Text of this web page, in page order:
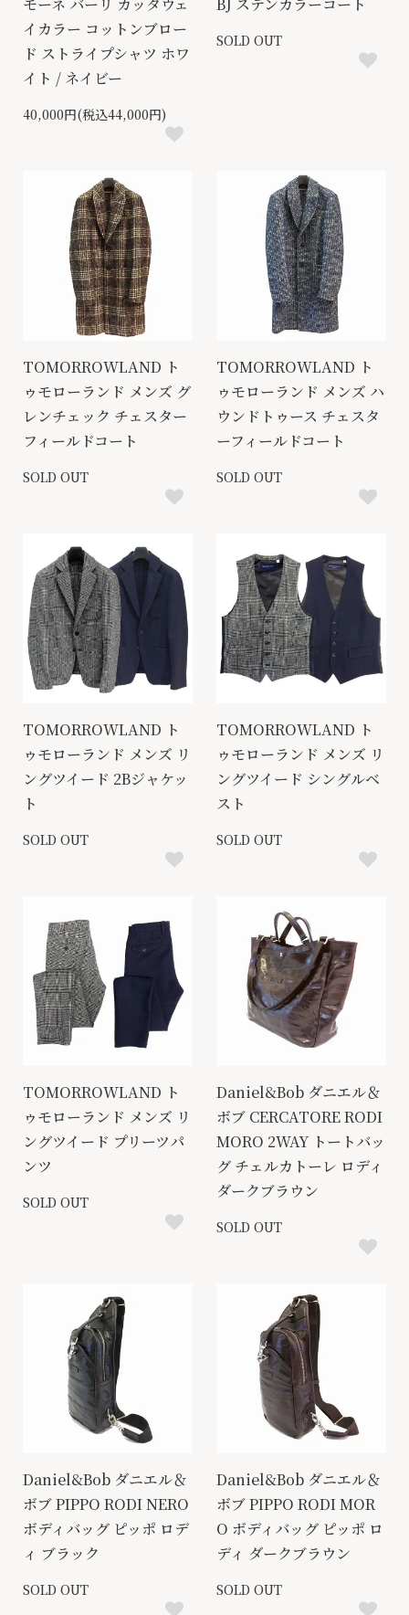
イカラー コットンブロー
ド ストライプシャツ ホワ
イト / ネイビー
40,000円(税込44,000円)
SOLD OUT
TOMORROWLAND ト
ゥモローランド メンズ グ
レンチェック チェスター
フィールドコート
SOLD OUT
TOMORROWLAND ト
ゥモローランド メンズ ハ
ウンドトゥース チェスタ
ーフィールドコート
SOLD OUT
TOMORROWLAND ト
ゥモローランド メンズ リ
ングツイード 2Bジャケッ
ト
SOLD OUT
TOMORROWLAND ト
ゥモローランド メンズ リ
ングツイード シングルベ
スト
SOLD OUT
TOMORROWLAND ト
ゥモローランド メンズ リ
ングツイード プリーツパ
ンツ
SOLD OUT
Daniel&Bob ダニエル＆
ボブ CERCATORE RODI
MORO 2WAY トートバッ
グ チェルカトーレ ロディ
ダークブラウン
SOLD OUT
Daniel&Bob ダニエル＆
ボブ PIPPO RODI NERO
ボディバッグ ピッポ ロデ
ィ ブラック
SOLD OUT
Daniel&Bob ダニエル＆
ボブ PIPPO RODI MOR
O ボディバッグ ピッポ ロ
ディ ダークブラウン
SOLD OUT